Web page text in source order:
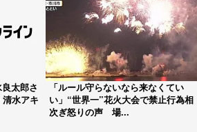
太郎さ
水アキ
「ルール守らないなら来なくてい
い」“世界一”花火大会で禁止行為相
次ぎ怒りの声 場...